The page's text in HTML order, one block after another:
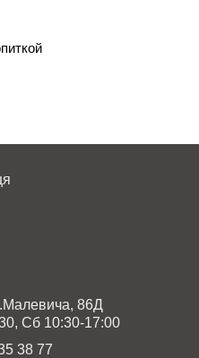
86Д
Сб 10:30-17:00
38 77